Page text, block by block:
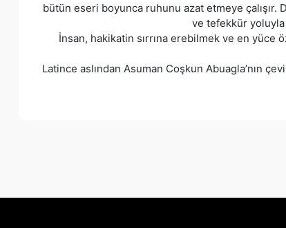
bütün eseri boyunca ruhunu azat etmeye çalışır.
ve tefekkür
İnsan, hakikatin sırrına erebilmek ve en
Latince aslından Asuman Coşkun Abuagla’nın
Ürün resmi kalitesiz, bozuk veya görüntülenemiyor.